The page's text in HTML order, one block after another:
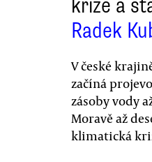
Radek
V české
začíná
zásoby vody
Moravě až
klimatická